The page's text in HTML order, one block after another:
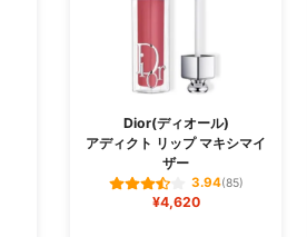
Dior(ディオール)
アディクト リップ マキシマイ
ザー
3.94(85)
¥4,620